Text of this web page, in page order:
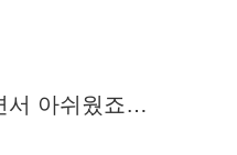
서 아쉬웠죠…